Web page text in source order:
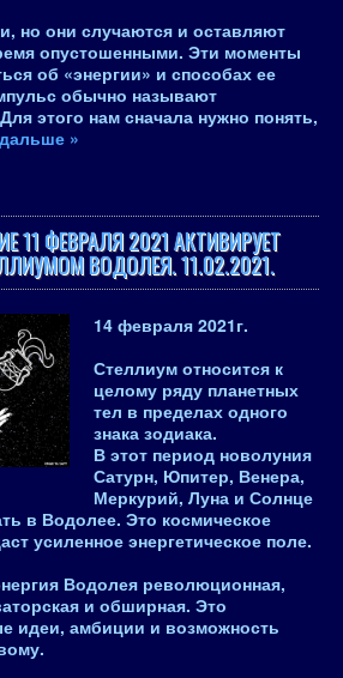
но они случаются и оставляют
опустошенными. Эти моменты
об «энергии» и способах ее
обычно называют
этого нам сначала нужно понять,
»
11 ФЕВРАЛЯ 2021 АКТИВИРУЕТ
ВОДОЛЕЯ. 11.02.2021.
14 февраля 2021г.
Стеллиум относится к
целому ряду планетных
тел в пределах одного
знака зодиака.
В этот период новолуния
Сатурн, Юпитер, Венера,
Меркурий, Луна и Солнце
в Водолее. Это космическое
усиленное энергетическое поле.
Водолея революционная,
и обширная. Это
идеи, амбиции и возможность